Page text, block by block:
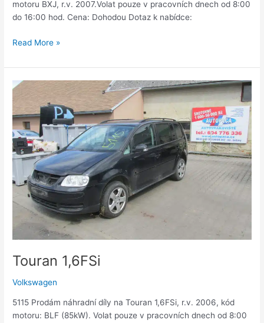
motoru BXJ, r.v. 2007.Volat pouze v pracovních dnech od 8:00
do 16:00 hod. Cena: Dohodou Dotaz k nabídce:
Read More »
Touran 1,6FSi
Volkswagen
5115 Prodám náhradní díly na Touran 1,6FSi, r.v. 2006, kód
motoru: BLF (85kW). Volat pouze v pracovních dnech od 8:00
Touran
1,6FSi